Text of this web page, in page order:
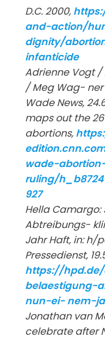
D.C. 2000, http
and-action/
dignity/
infanticide
Adrienne Vogt /
/ Meg Wag- ner
Wade News,
maps out the
abortions,
wade-
ruling/
927
Hella Camargo:
Abtreibungs-
Jahr Haft, in: h/
Pressedienst,
https://
belaestigung-
nun-ei- nem-
Jonathan van
celebrate after